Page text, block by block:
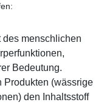
des menschlichen
Bedeutung.
Produkten (wässrige
den Inhaltsstoff